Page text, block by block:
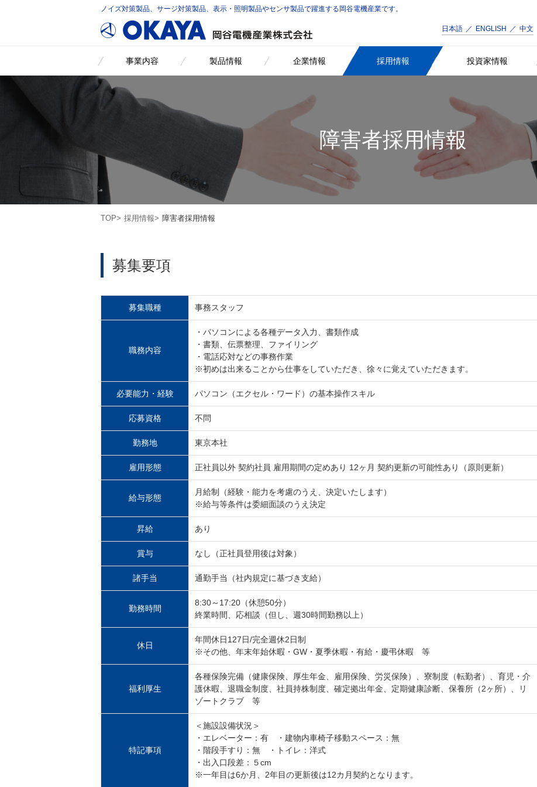
ノイズ対策製品、サージ対策製品、表示・照明製品やセンサ製品で躍進する岡谷電機産業です。
日本語 ENGLISH 中文
事業内容 製品情報 企業情報 採用情報 投資家情報
障害者採用情報
TOP 採用情報 障害者採用情報
募集要項
募集職種 事務スタッフ
職務内容
・パソコンによる各種データ入力、書類作成
・書類、伝票整理、ファイリング
・電話応対などの事務作業
※初めは出来ることから仕事をしていただき、徐々に覚えていただきます。
必要能力・経験 パソコン（エクセル・ワード）の基本操作スキル
応募資格 不問
勤務地 東京本社
雇用形態 正社員以外 契約社員 雇用期間の定めあり 12ヶ月 契約更新の可能性あり（原則更新）
給与形態
月給制（経験・能力を考慮のうえ、決定いたします）
※給与等条件は委細面談のうえ決定
昇給 あり
賞与 なし（正社員登用後は対象）
諸手当 通勤手当（社内規定に基づき支給）
勤務時間
8:30～17:20（休憩50分）
終業時間、応相談（但し、週30時間勤務以上）
休日
年間休日127日/完全週休2日制
※その他、年末年始休暇・GW・夏季休暇・有給・慶弔休暇 等
福利厚生
各種保険完備（健康保険、厚生年金、雇用保険、労災保険）、寮制度（転勤者）、育児・介
護休暇、退職金制度、社員持株制度、確定拠出年金、定期健康診断、保養所（2ヶ所）、リ
ゾートクラブ 等
特記事項
＜施設設備状況＞
・エレベーター：有 ・建物内車椅子移動スペース：無
・階段手すり：無 ・トイレ：洋式
・出入口段差：５cm
※一年目は6か月、2年目の更新後は12カ月契約となります。